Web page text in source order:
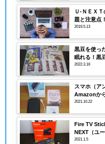
Ｕ-ＮＥＸ
題と注意点
い！
2019.5.13
黒豆を使っ
眠れる！黒
コーヒー
2022.3.16
スマホ（ア
Amazonか
月使用のレ
2021.10.22
Fire TV
NEXT（ユ
かったメリ
2021.1.5